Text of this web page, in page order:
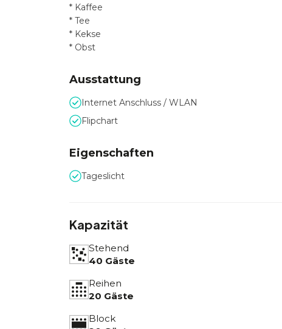
* Kaffee
* Tee
* Kekse
* Obst
Ausstattung
Internet Anschluss / WLAN
Flipchart
Eigenschaften
Tageslicht
Kapazität
Stehend
40 Gäste
Reihen
20 Gäste
Block